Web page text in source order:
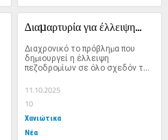
∆ιαµαρτυρία για έλλειψη...
∆ιαχρονικό το πρόβληµα που
δηµιουργεί η έλλειψη
πεζοδροµίων σε όλο σχεδόν το
µήκος της...
11.10.2025
10
Χανιώτικα
Νέα